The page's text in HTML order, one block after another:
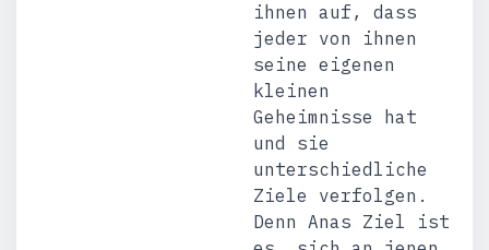
ihnen auf, dass
jeder von ihnen
seine eigenen
kleinen
Geheimnisse hat
und sie
unterschiedliche
Ziele verfolgen.
Denn Anas Ziel ist